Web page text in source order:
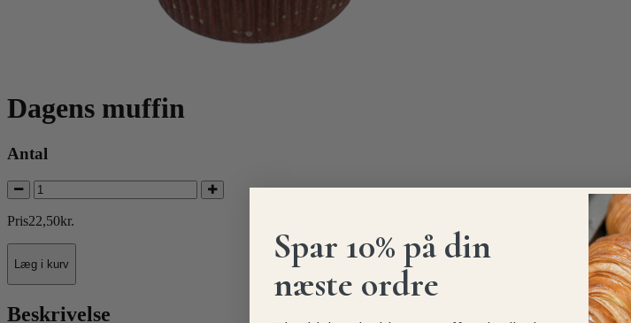
Dagens muffin
Antal
Pris22,50kr.
Læg i kurv
Beskrivelse
Spar 10% på din
næste ordre